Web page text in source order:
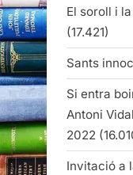
El soroll i
(17.421)
Sants
Si entra
Antoni
2022
Invitació a